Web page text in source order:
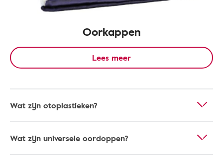
Oorkappen
Lees meer
Wat zijn otoplastieken?
Wat zijn universele oordoppen?